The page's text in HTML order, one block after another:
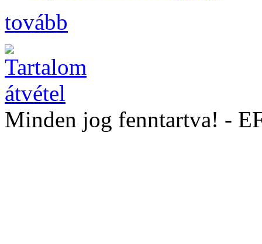
tovább
Minden jog fenntartva! -